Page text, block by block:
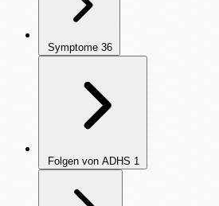
Symptome 36
Folgen von ADHS 1